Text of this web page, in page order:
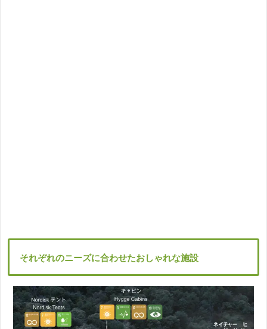
それぞれのニーズに合わせたおしゃれな施設